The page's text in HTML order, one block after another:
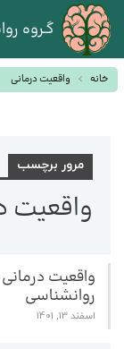
گـروه
خانه واقعیت درمانی
مرور برچسب
واقعیت
واقعیت
روانشناسی
اسفند 13, 1401